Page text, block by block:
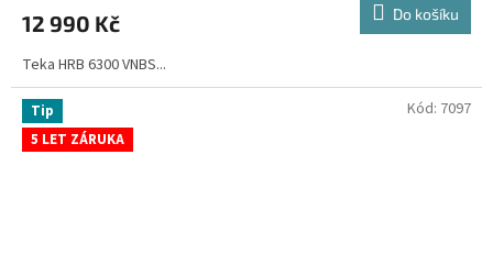
A
je
z
5
hvězdiček.
12 990 Kč Do košíku
Teka HRB 6300 VNBS...
Tip
5 LET ZÁRUKA
Kód: 7097